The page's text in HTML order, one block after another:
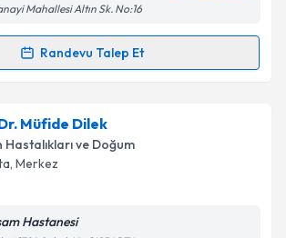
verilerimin işlenmesine ilişkin
okudum ve kişisel verilerimin belirtilen
Takvim Talebini Gönder
Mahallesi Altın Sk. No:16
Randevu Talep Et
Takvimi Talebi
Dursun Toros
oluşturun. Size bu uzmandan randevu
bir takvim hazırlandığında e-posta ile
Müfide Dilek
Hastalıkları ve Doğum
, Merkez
Hastanesi